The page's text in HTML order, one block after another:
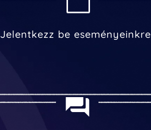
Jelentkezz be eseményeinkre